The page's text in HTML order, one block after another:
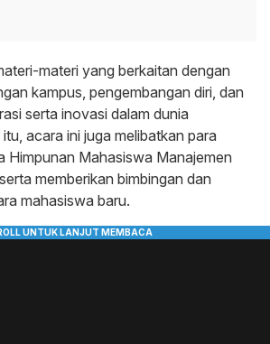
materi yang berkaitan dengan
kampus, pengembangan diri, dan
serta inovasi dalam dunia
acara ini juga melibatkan para
Himpunan Mahasiswa Manajemen
memberikan bimbingan dan
mahasiswa baru.